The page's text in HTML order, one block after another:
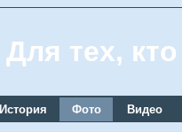
Для тех,
История Фото Видео